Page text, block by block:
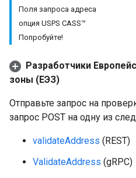
Поля запроса адреса
опция USPS CASS™
Попробуйте!
Разработчики
зоны (ЕЭЗ)
Отправьте запрос на
запрос POST на одну из
validateAddress (REST)
ValidateAddress (gRPC)